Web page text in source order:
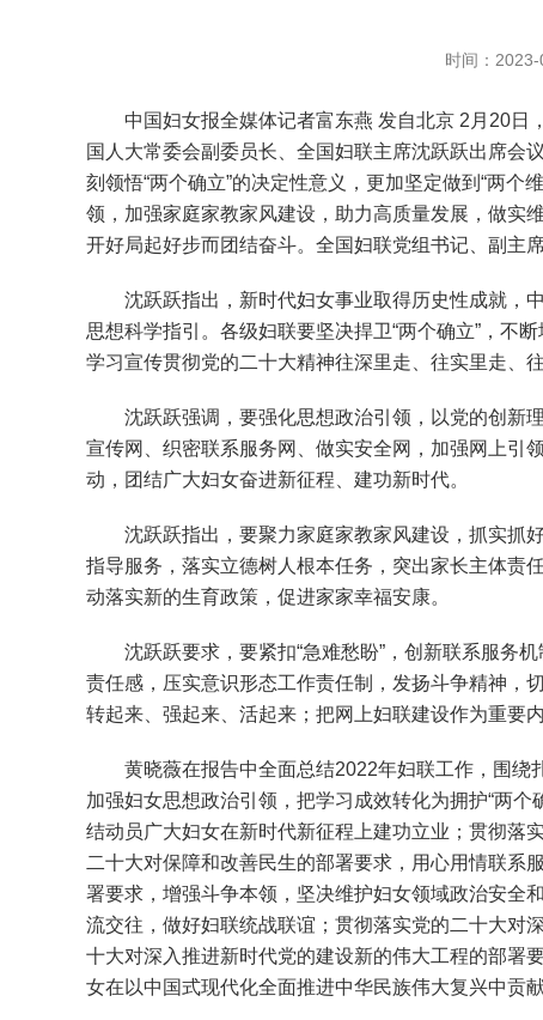
时间：2023-
中国妇女报全媒体记者富东燕 发自北京 2月20日
国人大常委会副委员长、全国妇联主席沈跃跃出席会
刻领悟“两个确立”的决定性意义，更加坚定做到“两
领，加强家庭家教家风建设，助力高质量发展，做实
开好局起好步而团结奋斗。全国妇联党组书记、副主
沈跃跃指出，新时代妇女事业取得历史性成就，中
思想科学指引。各级妇联要坚决捍卫“两个确立”，不
学习宣传贯彻党的二十大精神往深里走、往实里走、
沈跃跃强调，要强化思想政治引领，以党的创新理
宣传网、织密联系服务网、做实安全网，加强网上引
动，团结广大妇女奋进新征程、建功新时代。
沈跃跃指出，要聚力家庭家教家风建设，抓实抓好
指导服务，落实立德树人根本任务，突出家长主体责
动落实新的生育政策，促进家家幸福安康。
沈跃跃要求，要紧扣“急难愁盼”，创新联系服务机
责任感，压实意识形态工作责任制，发扬斗争精神，
转起来、强起来、活起来；把网上妇联建设作为重要
黄晓薇在报告中全面总结2022年妇联工作，围绕扎
加强妇女思想政治引领，把学习成效转化为拥护“两
结动员广大妇女在新时代新征程上建功立业；贯彻落
二十大对保障和改善民生的部署要求，用心用情联系
署要求，增强斗争本领，坚决维护妇女领域政治安全
流交往，做好妇联统战联谊；贯彻落实党的二十大对
十大对深入推进新时代党的建设新的伟大工程的部署
女在以中国式现代化全面推进中华民族伟大复兴中贡献